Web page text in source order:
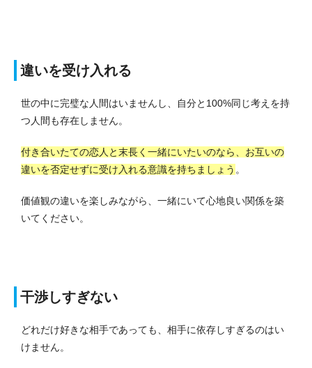
違いを受け入れる
世の中に完璧な人間はいませんし、自分と100%同じ考えを持
つ人間も存在しません。
付き合いたての恋人と末長く一緒にいたいのなら、お互いの
違いを否定せずに受け入れる意識を持ちましょう 。
価値観の違いを楽しみながら、一緒にいて心地良い関係を築
いてください。
干渉しすぎない
どれだけ好きな相手であっても、相手に依存しすぎるのはい
けません。